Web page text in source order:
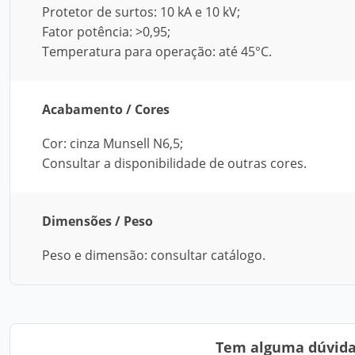
Protetor de surtos: 10 kA e 10 kV;
Fator potência: >0,95;
Temperatura para operação: até 45°C.
Acabamento / Cores
Cor: cinza Munsell N6,5;
Consultar a disponibilidade de outras cores.
Dimensões / Peso
Peso e dimensão: consultar catálogo.
Tem alguma